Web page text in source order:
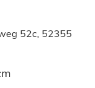
52c, 52355